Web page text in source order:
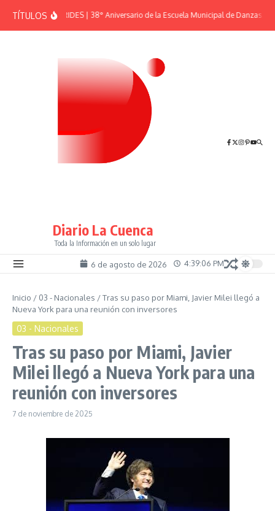
TÍTULOSEFEMÉRIDES | 38° Aniversario de la Escuela Municipal de Danzas “El
Diario La Cuenca
Toda la Información en un solo lugar
6 de agosto de 2026 4:39:06 PM
Inicio / 03 - Nacionales /Tras su paso por Miami, Javier Milei llegó a
Nueva York para una reunión con inversores
03 - Nacionales
Tras su paso por Miami, Javier
Milei llegó a Nueva York para una
reunión con inversores
7 de noviembre de 2025